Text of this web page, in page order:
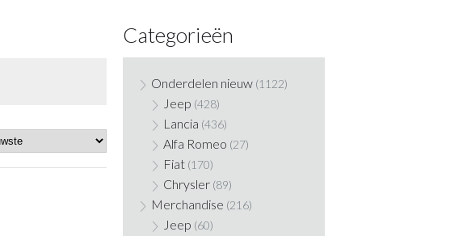
Categorieën
Onderdelen nieuw (1122)
Jeep (428)
Lancia (436)
Alfa Romeo (27)
Fiat (170)
Chrysler (89)
Merchandise (216)
Jeep (60)